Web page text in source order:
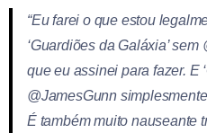
“Eu farei o que estou
‘Guardiões da Galáxia’
que eu assinei para fazer. E
@JamesGunn
É também muito nauseante